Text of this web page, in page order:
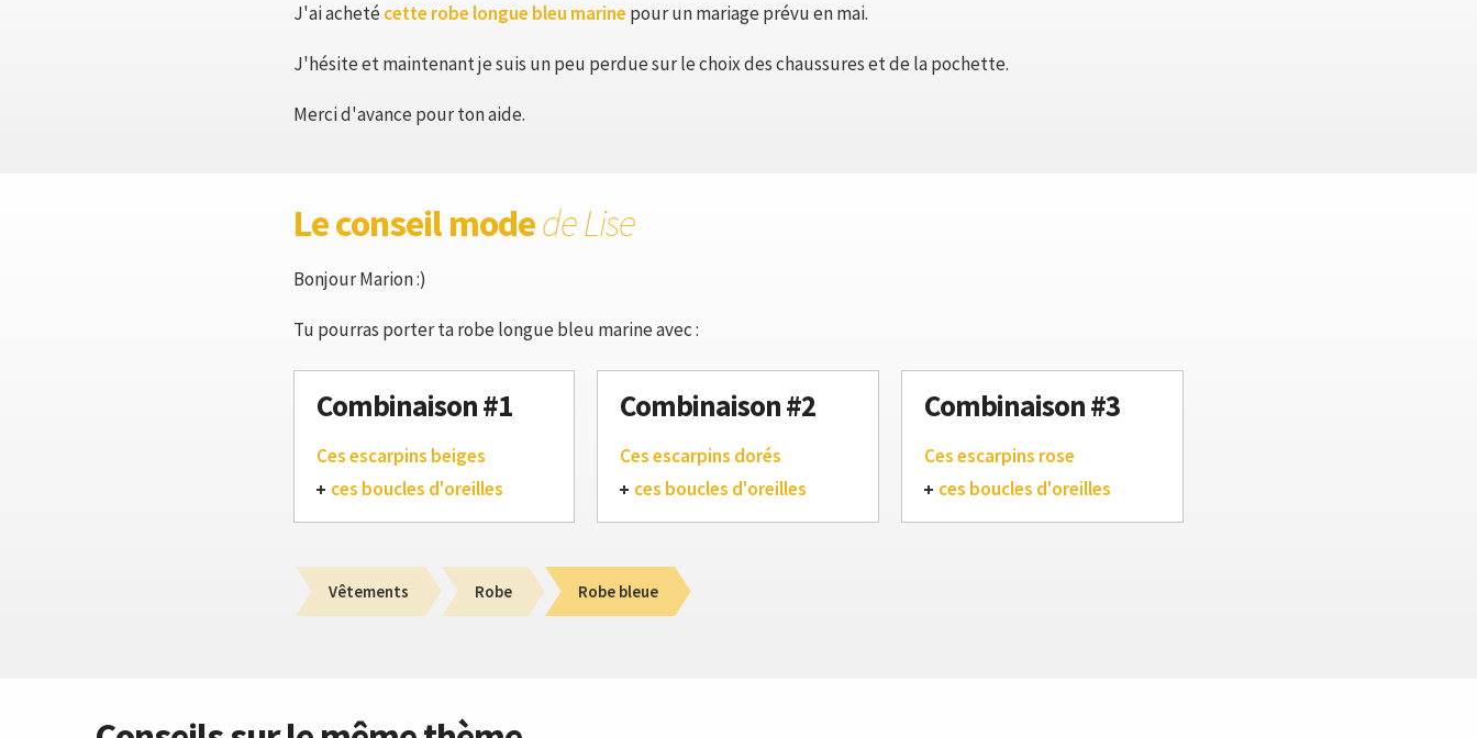
J'ai acheté cette robe longue bleu marine pour un mariage prévu en mai.
J'hésite et maintenant je suis un peu perdue sur le choix des chaussures et de la pochette.
Merci d'avance pour ton aide.
Le conseil modede Lise
Bonjour Marion :)
Tu pourras porter ta robe longue bleu marine avec :
Combinaison #1
Ces escarpins beiges
ces boucles d'oreilles
Combinaison #2
Ces escarpins dorés
ces boucles d'oreilles
Combinaison #3
Ces escarpins rose
ces boucles d'oreilles
Vêtements Robe Robe bleue